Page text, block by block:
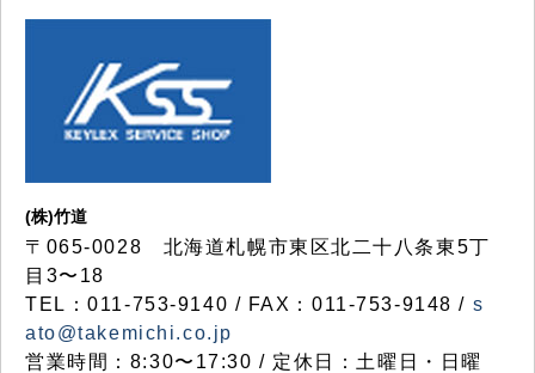
(株)竹道
〒065-0028 北海道札幌市東区北二十八条東5丁
目3〜18
TEL：011-753-9140 / FAX：011-753-9148 / s
ato@takemichi.co.jp
営業時間：8:30〜17:30 / 定休日：土曜日・日曜